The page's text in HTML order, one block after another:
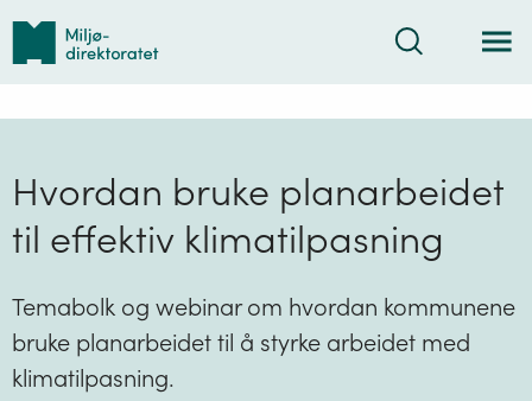
Tilbake
forsiden
Søk
Hvordan bruke planarbeidet
til effektiv klimatilpasning
Temabolk og webinar om hvordan kommunene
bruke planarbeidet til å styrke arbeidet med
klimatilpasning.